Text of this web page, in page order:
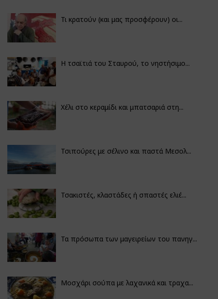
Τι κρατούν (και μας προσφέρουν) οι...
Η τσαϊτιά του Σταυρού, το νηστήσιμο...
Χέλι στο κεραμίδι και μπατσαριά στη...
Τσιπούρες με σέλινο και παστά Μεσολ...
Τσακιστές, κλαστάδες ή σπαστές ελιέ...
Τα πρόσωπα των μαγειρείων του πανηγ...
Μοσχάρι σούπα με λαχανικά και τραχα...